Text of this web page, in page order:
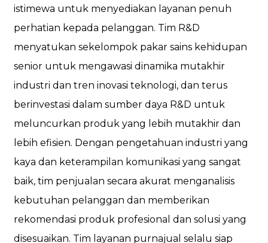
istimewa untuk menyediakan layanan penuh
perhatian kepada pelanggan. Tim R&D
menyatukan sekelompok pakar sains kehidupan
senior untuk mengawasi dinamika mutakhir
industri dan tren inovasi teknologi, dan terus
berinvestasi dalam sumber daya R&D untuk
meluncurkan produk yang lebih mutakhir dan
lebih efisien. Dengan pengetahuan industri yang
kaya dan keterampilan komunikasi yang sangat
baik, tim penjualan secara akurat menganalisis
kebutuhan pelanggan dan memberikan
rekomendasi produk profesional dan solusi yang
disesuaikan. Tim layanan purnajual selalu siap